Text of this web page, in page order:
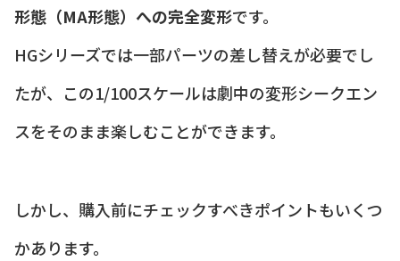
形態（MA形態）への完全変形です。
HGシリーズでは一部パーツの差し替えが必要でし
たが、この1/100スケールは劇中の変形シークエン
スをそのまま楽しむことができます。
しかし、購入前にチェックすべきポイントもいくつ
かあります。